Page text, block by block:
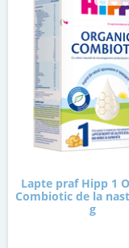
Lapte praf Hipp 1
Combiotic de la
g